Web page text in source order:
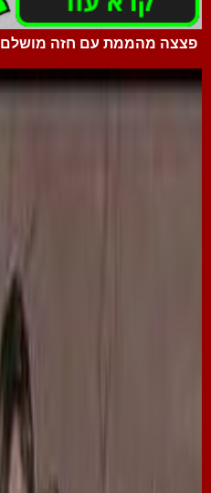
פצצה מהממת עם חזה מושלם